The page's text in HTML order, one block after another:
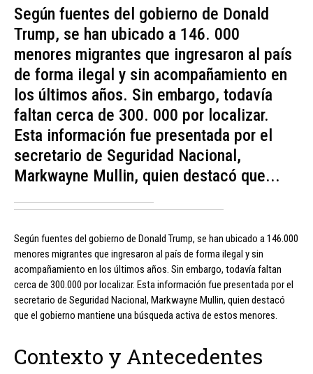
Según fuentes del gobierno de Donald
Trump, se han ubicado a 146. 000
menores migrantes que ingresaron al país
de forma ilegal y sin acompañamiento en
los últimos años. Sin embargo, todavía
faltan cerca de 300. 000 por localizar.
Esta información fue presentada por el
secretario de Seguridad Nacional,
Markwayne Mullin, quien destacó que...
Según fuentes del gobierno de Donald Trump, se han ubicado a 146.000
menores migrantes que ingresaron al país de forma ilegal y sin
acompañamiento en los últimos años. Sin embargo, todavía faltan
cerca de 300.000 por localizar. Esta información fue presentada por el
secretario de Seguridad Nacional, Markwayne Mullin, quien destacó
que el gobierno mantiene una búsqueda activa de estos menores.
Contexto y Antecedentes